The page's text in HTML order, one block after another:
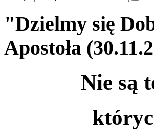
"Dzielmy się
Apostoła
Nie są